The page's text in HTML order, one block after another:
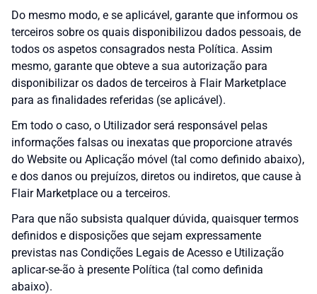
Do mesmo modo, e se aplicável, garante que informou os
terceiros sobre os quais disponibilizou dados pessoais, de
todos os aspetos consagrados nesta Política. Assim
mesmo, garante que obteve a sua autorização para
disponibilizar os dados de terceiros à Flair Marketplace
para as finalidades referidas (se aplicável).
Em todo o caso, o Utilizador será responsável pelas
informações falsas ou inexatas que proporcione através
do Website ou Aplicação móvel (tal como definido abaixo),
e dos danos ou prejuízos, diretos ou indiretos, que cause à
Flair Marketplace ou a terceiros.
Para que não subsista qualquer dúvida, quaisquer termos
definidos e disposições que sejam expressamente
previstas nas Condições Legais de Acesso e Utilização
aplicar-se-ão à presente Política (tal como definida
abaixo).